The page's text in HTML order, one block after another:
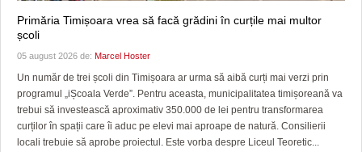
Primăria Timișoara vrea să facă grădini în curțile mai multor
școli
05 august 2026 de: Marcel Hoster
Un număr de trei școli din Timișoara ar urma să aibă curți mai verzi prin
programul „iȘcoala Verde”. Pentru aceasta, municipalitatea timișoreană va
trebui să investească aproximativ 350.000 de lei pentru transformarea
curților în spații care îi aduc pe elevi mai aproape de natură. Consilierii
locali trebuie să aprobe proiectul. Este vorba despre Liceul Teoretic...